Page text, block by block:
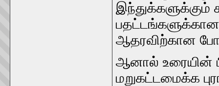
ஆதரவிற்கான
ஆனால் உரையின்
மறுகட்டமைக்க